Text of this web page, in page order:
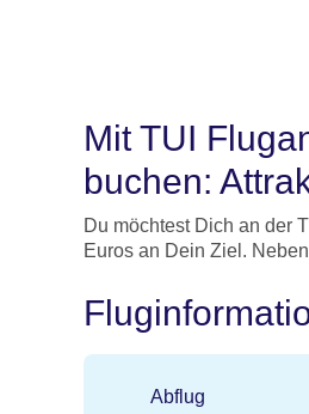
Mit TUI
buchen:
Du möchtest Dich an der
Euros an Dein Ziel.
Abflug